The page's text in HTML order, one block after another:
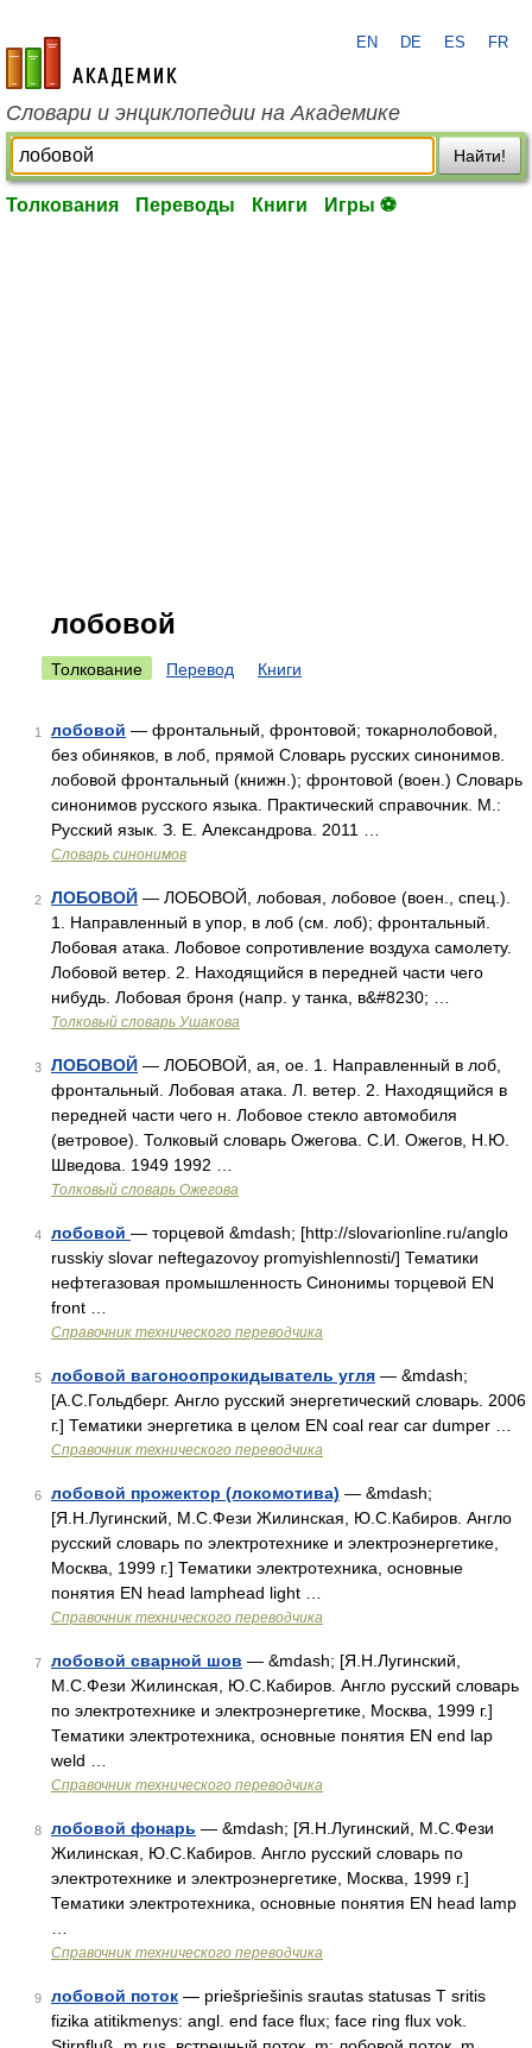
academic.ru
EN DE ES FR
Словари и энциклопедии на Академике
Найти!
Толкования Переводы Книги Игры ⚽
лобовой
Толкование Перевод Книги
1 лобовой — фронтальный, фронтовой; токарнолобовой,
без обиняков, в лоб, прямой Словарь русских синонимов.
лобовой фронтальный (книжн.); фронтовой (воен.) Словарь
синонимов русского языка. Практический справочник. М.:
Русский язык. З. Е. Александрова. 2011 …
Словарь синонимов
2 ЛОБОВОЙ — ЛОБОВОЙ, лобовая, лобовое (воен., спец.).
1. Направленный в упор, в лоб (см. лоб); фронтальный.
Лобовая атака. Лобовое сопротивление воздуха самолету.
Лобовой ветер. 2. Находящийся в передней части чего
нибудь. Лобовая броня (напр. у танка, в&#8230; …
Толковый словарь Ушакова
3 ЛОБОВОЙ — ЛОБОВОЙ, ая, ое. 1. Направленный в лоб,
фронтальный. Лобовая атака. Л. ветер. 2. Находящийся в
передней части чего н. Лобовое стекло автомобиля
(ветровое). Толковый словарь Ожегова. С.И. Ожегов, Н.Ю.
Шведова. 1949 1992 …
Толковый словарь Ожегова
4 лобовой — торцевой &mdash; [http://slovarionline.ru/anglo
russkiy slovar neftegazovoy promyishlennosti/] Тематики
нефтегазовая промышленность Синонимы торцевой EN
front …
Справочник технического переводчика
5 лобовой вагоноопрокидыватель угля — &mdash;
[А.С.Гольдберг. Англо русский энергетический словарь. 2006
г.] Тематики энергетика в целом EN coal rear car dumper …
Справочник технического переводчика
6 лобовой прожектор (локомотива) — &mdash;
[Я.Н.Лугинский, М.С.Фези Жилинская, Ю.С.Кабиров. Англо
русский словарь по электротехнике и электроэнергетике,
Москва, 1999 г.] Тематики электротехника, основные
понятия EN head lamphead light …
Справочник технического переводчика
7 лобовой сварной шов — &mdash; [Я.Н.Лугинский,
М.С.Фези Жилинская, Ю.С.Кабиров. Англо русский словарь
по электротехнике и электроэнергетике, Москва, 1999 г.]
Тематики электротехника, основные понятия EN end lap
weld …
Справочник технического переводчика
8 лобовой фонарь — &mdash; [Я.Н.Лугинский, М.С.Фези
Жилинская, Ю.С.Кабиров. Англо русский словарь по
электротехнике и электроэнергетике, Москва, 1999 г.]
Тематики электротехника, основные понятия EN head lamp
Справочник технического переводчика
9 лобовой поток — priešpriešinis srautas statusas T sritis
fizika atitikmenys: angl. end face flux; face ring flux vok.